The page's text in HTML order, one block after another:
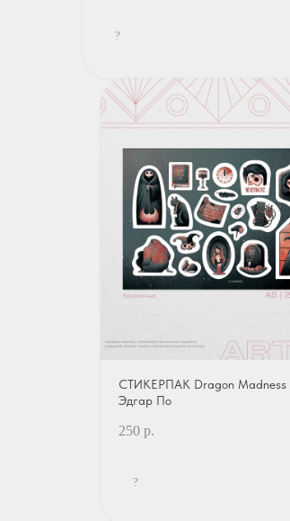
?
СТИКЕРПАК Dragon Madness
Эдгар По
250 р.
?